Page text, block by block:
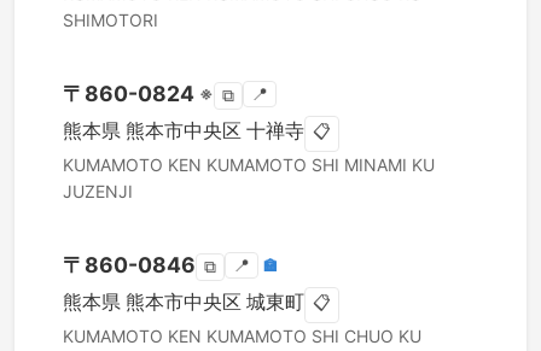
SHIMOTORI
〒 860-0824 ※ ⧉ 📍
熊本県 熊本市中央区 十禅寺 📋
KUMAMOTO KEN KUMAMOTO SHI MINAMI KU
JUZENJI
〒 860-0846 ⧉ 📍 🏣
熊本県 熊本市中央区 城東町 📋
KUMAMOTO KEN KUMAMOTO SHI CHUO KU